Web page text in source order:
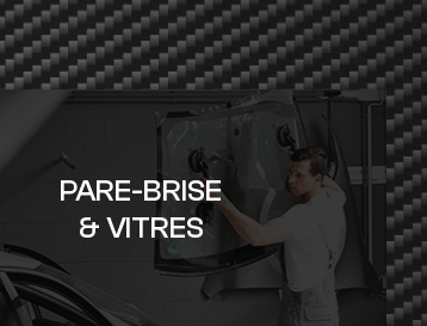
PARE-BRISE
& VITRES